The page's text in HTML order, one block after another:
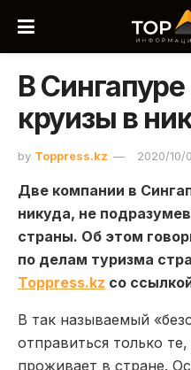
В Сингапуре
круизы в
by Toppress.kz 2020/10/
Две компании в
никуда, не
страны. Об этом
по делам туризма
Toppress.kz со
В так называемый
отправиться только
проживает в стране.